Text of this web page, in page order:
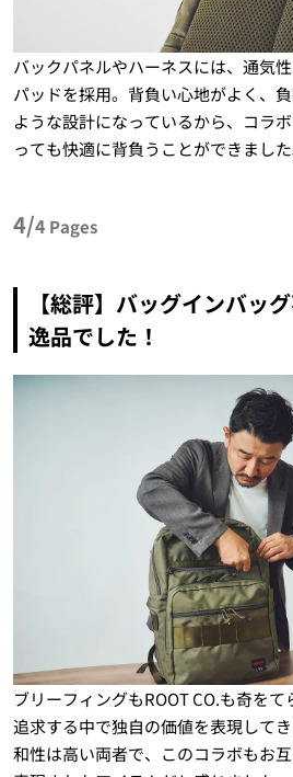
バックパネルやハーネスには、通気
パッドを採用。背負い心地がよく、
ような設計になっているから、コラ
っても快適に背負うことができました
4/4 Pages
【総評】バッグインバッ
逸品でした！
ブリーフィングもROOT CO.も奇を
追求する中で独自の価値を表現して
和性は高い両者で、このコラボもお